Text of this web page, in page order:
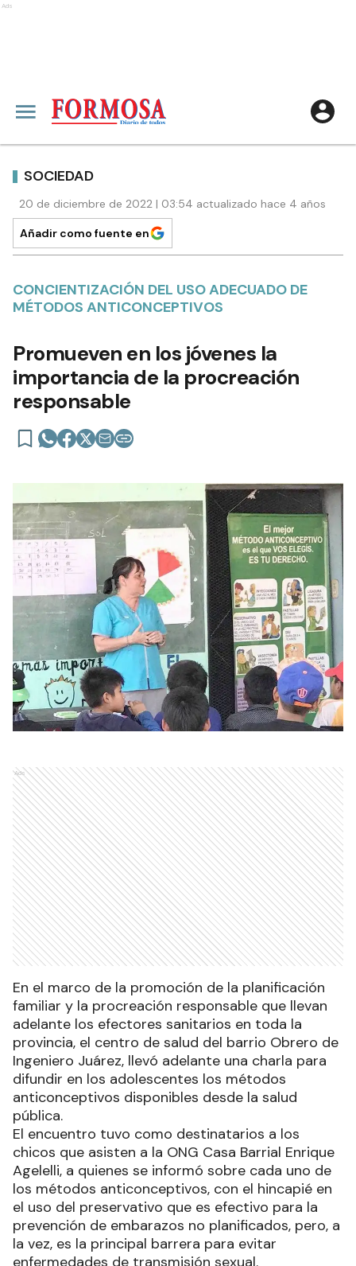
Ads
SOCIEDAD
20 de diciembre de 2022 | 03:54 actualizado hace 4 años
Añadir como fuente en
CONCIENTIZACIÓN DEL USO ADECUADO DE
MÉTODOS ANTICONCEPTIVOS
Promueven en los jóvenes la
importancia de la procreación
responsable
Ads
En el marco de la promoción de la planificación
familiar y la procreación responsable que llevan
adelante los efectores sanitarios en toda la
provincia, el centro de salud del barrio Obrero de
Ingeniero Juárez, llevó adelante una charla para
difundir en los adolescentes los métodos
anticonceptivos disponibles desde la salud
pública.
El encuentro tuvo como destinatarios a los
chicos que asisten a la ONG Casa Barrial Enrique
Agelelli, a quienes se informó sobre cada uno de
los métodos anticonceptivos, con el hincapié en
el uso del preservativo que es efectivo para la
prevención de embarazos no planificados, pero, a
la vez, es la principal barrera para evitar
enfermedades de transmisión sexual.